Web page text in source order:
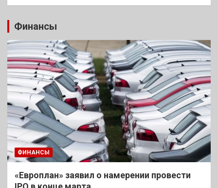
Финансы
ФИНАНСЫ
«Европлан» заявил о намерении провести